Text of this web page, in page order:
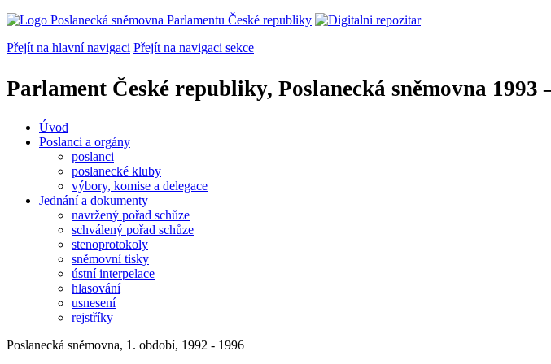
Přejít na hlavní navigaci Přejít na navigaci sekce
Parlament České republiky, Poslanecká sněmovna 1993
Úvod
Poslanci a orgány
poslanci
poslanecké kluby
výbory, komise a delegace
Jednání a dokumenty
navržený pořad schůze
schválený pořad schůze
stenoprotokoly
sněmovní tisky
ústní interpelace
hlasování
usnesení
rejstříky
Poslanecká sněmovna, 1. období, 1992 - 1996